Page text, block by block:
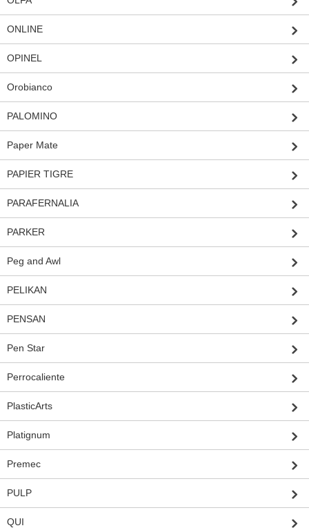
ONLINE
OPINEL
Orobianco
PALOMINO
Paper Mate
PAPIER TIGRE
PARAFERNALIA
PARKER
Peg and Awl
PELIKAN
PENSAN
Pen Star
Perrocaliente
PlasticArts
Platignum
Premec
PULP
QUI